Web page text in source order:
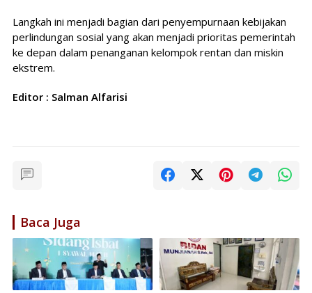
Langkah ini menjadi bagian dari penyempurnaan kebijakan
perlindungan sosial yang akan menjadi prioritas pemerintah
ke depan dalam penanganan kelompok rentan dan miskin
ekstrem.
Editor : Salman Alfarisi
Baca Juga